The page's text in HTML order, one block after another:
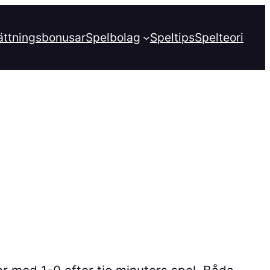
Spelbolag SpeltipsSpelteori